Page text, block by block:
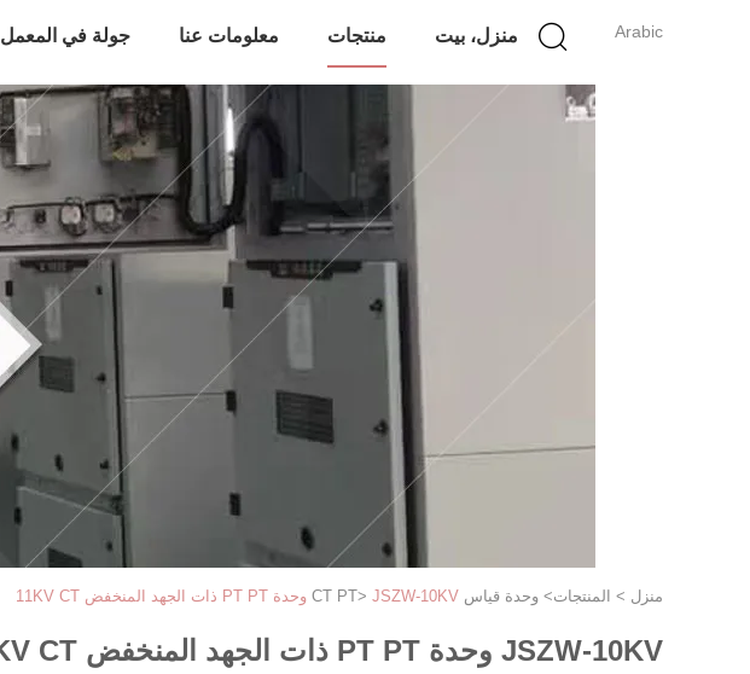
Arabic منزل، بيت منتجات معلومات عنا جولة في المعمل
منزل > المنتجات> وحدة قياس CT PT > JSZW-10KV وحدة PT PT ذات الجهد المنخفض 11KV CT
JSZW-10KV وحدة PT PT ذات الجهد المنخفض 11KV CT